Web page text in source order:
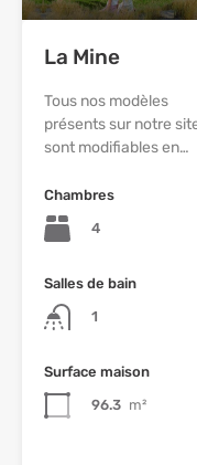
La Mine
Tous nos modèles
présents sur notre
sont modifiables en…
Chambres
4
Salles de bain
1
Surface maison
96.3 m²